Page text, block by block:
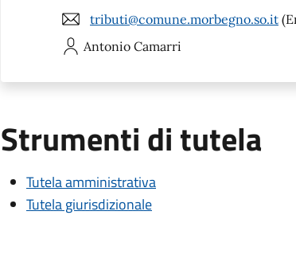
tributi@comune.morbegno.so.it
Antonio Camarri
Strumenti di tutela
Tutela amministrativa
Tutela giurisdizionale